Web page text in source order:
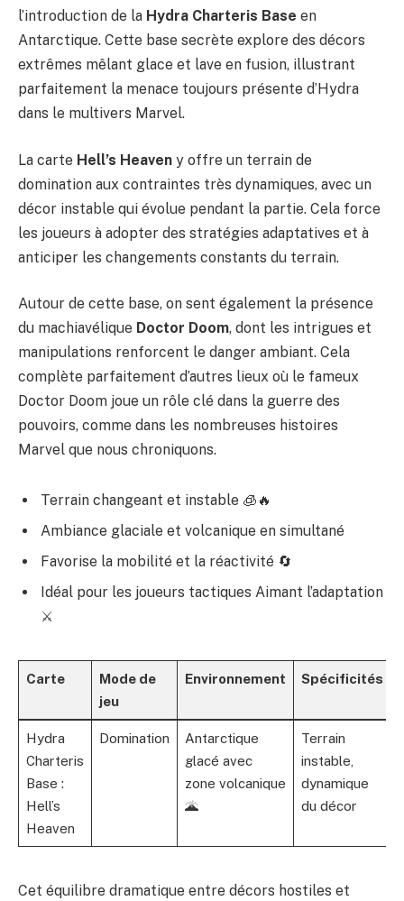
l’introduction de la Hydra Charteris Base en
Antarctique. Cette base secrète explore des décors
extrêmes mêlant glace et lave en fusion, illustrant
parfaitement la menace toujours présente d’Hydra
dans le multivers Marvel.
La carte Hell’s Heaven y offre un terrain de
domination aux contraintes très dynamiques, avec un
décor instable qui évolue pendant la partie. Cela force
les joueurs à adopter des stratégies adaptatives et à
anticiper les changements constants du terrain.
Autour de cette base, on sent également la présence
du machiavélique Doctor Doom, dont les intrigues et
manipulations renforcent le danger ambiant. Cela
complète parfaitement d’autres lieux où le fameux
Doctor Doom joue un rôle clé dans la guerre des
pouvoirs, comme dans les nombreuses histoires
Marvel que nous chroniquons.
Terrain changeant et instable 🧊🔥
Ambiance glaciale et volcanique en simultané
Favorise la mobilité et la réactivité 🔄
Idéal pour les joueurs tactiques Aimant l’adaptation
⚔️
Carte
Mode de
jeu
Environnement Spécificités
Hydra
Charteris
Base :
Hell’s
Heaven
Domination
Antarctique
glacé avec
zone volcanique
🌋
Terrain
instable,
dynamique
du décor
Cet équilibre dramatique entre décors hostiles et